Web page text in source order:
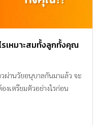
รเหมาะสมทั้งลูกทั้งคุณ
ผ่านวัยอนุบาลกันมาแล้ว จะ
งเตรียมตัวอย่างไรก่อน